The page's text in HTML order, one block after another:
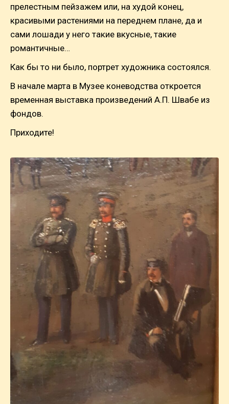
прелестным пейзажем или, на худой конец,
красивыми растениями на переднем плане, да и
сами лошади у него такие вкусные, такие
романтичные…
Как бы то ни было, портрет художника состоялся.
В начале марта в Музее коневодства откроется
временная выставка произведений А.П. Швабе из
фондов.
Приходите!